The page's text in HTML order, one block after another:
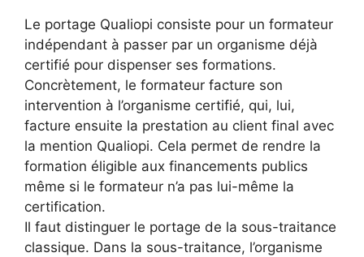
Le portage Qualiopi consiste pour un formateur
indépendant à passer par un organisme déjà
certifié pour dispenser ses formations.
Concrètement, le formateur facture son
intervention à l’organisme certifié, qui, lui,
facture ensuite la prestation au client final avec
la mention Qualiopi. Cela permet de rendre la
formation éligible aux financements publics
même si le formateur n’a pas lui-même la
certification.
Il faut distinguer le portage de la sous-traitance
classique. Dans la sous-traitance, l’organisme